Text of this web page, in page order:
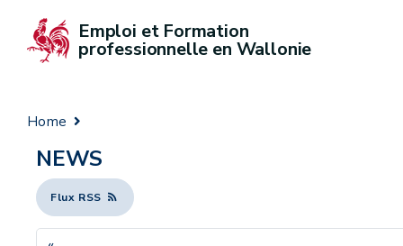
Emploi et Formation
professionnelle en Wallonie
Home
NEWS
Flux RSS